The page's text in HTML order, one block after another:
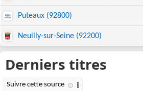
Puteaux (92800)
Neuilly-sur-Seine (92200)